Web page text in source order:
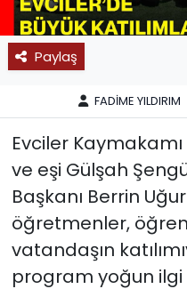
Paylaş
FADİME YILDIRIM
Evciler
ve eşi Gülşah
Başkanı Berrin
öğretmenler,
vatandaşın
program yoğun ilgi